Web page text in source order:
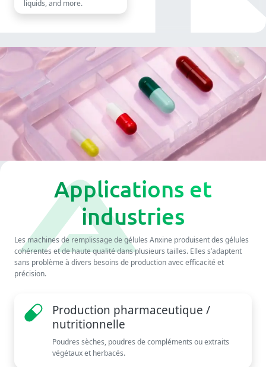
liquids, and more.
Applications et
industries
Les machines de remplissage de gélules Anxine produisent des gélules
cohérentes et de haute qualité dans plusieurs tailles. Elles s’adaptent
sans problème à divers besoins de production avec efficacité et
précision.
Production pharmaceutique /
nutritionnelle
Poudres sèches, poudres de compléments ou extraits
végétaux et herbacés.